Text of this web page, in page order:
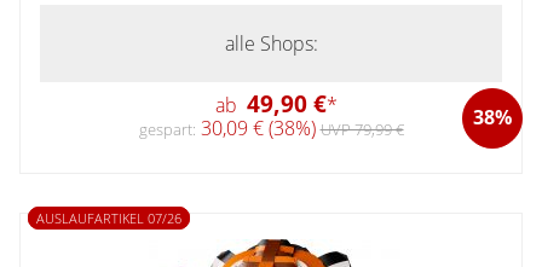
alle Shops:
ab 49,90 €* 38%
gespart: 30,09 € (38%)UVP 79,99 €
AUSLAUFARTIKEL 07/26